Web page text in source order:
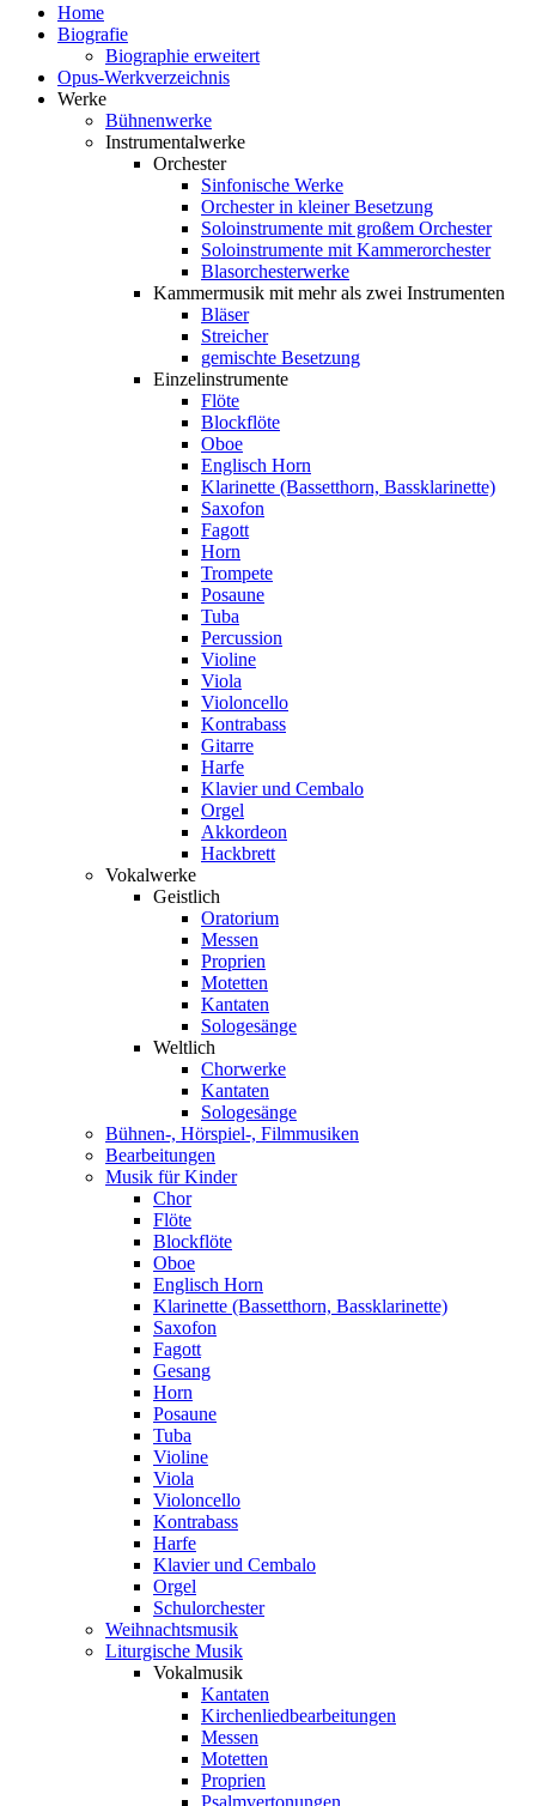
Home
Biografie
Biographie erweitert
Opus-Werkverzeichnis
Werke
Bühnenwerke
Instrumentalwerke
Orchester
Sinfonische Werke
Orchester in kleiner Besetzung
Soloinstrumente mit großem Orchester
Soloinstrumente mit Kammerorchester
Blasorchesterwerke
Kammermusik mit mehr als zwei Instrumenten
Bläser
Streicher
gemischte Besetzung
Einzelinstrumente
Flöte
Blockflöte
Oboe
Englisch Horn
Klarinette (Bassetthorn, Bassklarinette)
Saxofon
Fagott
Horn
Trompete
Posaune
Tuba
Percussion
Violine
Viola
Violoncello
Kontrabass
Gitarre
Harfe
Klavier und Cembalo
Orgel
Akkordeon
Hackbrett
Vokalwerke
Geistlich
Oratorium
Messen
Proprien
Motetten
Kantaten
Sologesänge
Weltlich
Chorwerke
Kantaten
Sologesänge
Bühnen-, Hörspiel-, Filmmusiken
Bearbeitungen
Musik für Kinder
Chor
Flöte
Blockflöte
Oboe
Englisch Horn
Klarinette (Bassetthorn, Bassklarinette)
Saxofon
Fagott
Gesang
Horn
Posaune
Tuba
Violine
Viola
Violoncello
Kontrabass
Harfe
Klavier und Cembalo
Orgel
Schulorchester
Weihnachtsmusik
Liturgische Musik
Vokalmusik
Kantaten
Kirchenliedbearbeitungen
Messen
Motetten
Proprien
Psalmvertonungen